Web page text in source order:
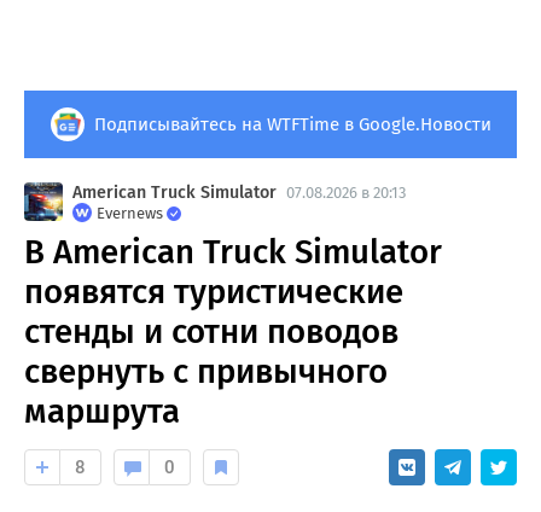
Подписывайтесь на WTFTime в Google.Новости
American Truck Simulator 07.08.2026 в 20:13
Evernews
В American Truck Simulator
появятся туристические
стенды и сотни поводов
свернуть с привычного
маршрута
8 0